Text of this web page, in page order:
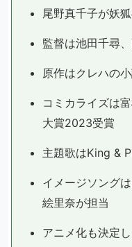
尾野真千子が妖
監督は池田千尋
原作はクレハの
コミカライズは
大賞2023受賞
主題歌はKing &
イメージソング
絵里奈が担当
アニメ化も決定